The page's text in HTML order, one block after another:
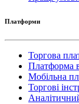
Платформи
Торгова
Платформа в
Мобільна
Торгові